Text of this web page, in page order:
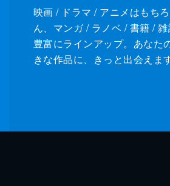
映画 / ドラマ / アニメはもちろ
ん、マンガ / ラノベ / 書籍 / 雑
豊富にラインアップ。あなた
きな作品に、きっと出会えます